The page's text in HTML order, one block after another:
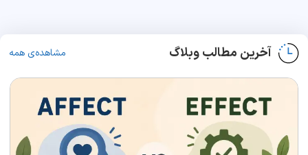
آخرین مطالب وبلاگ مشاهده‌ی همه